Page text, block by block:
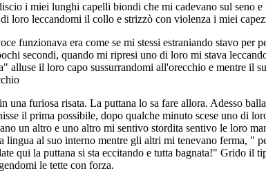
i miei lunghi capelli biondi che mi cadevano sul seno
loro leccandomi il collo e strizzò con violenza i miei
funzionava era come se mi stessi estraniando stavo
secondi, quando mi ripresi uno di loro mi stava
il loro capo sussurrandomi all'orecchio e mentre il
furiosa risata. La puttana lo sa fare allora. Adesso
il prima possibile, dopo qualche minuto scese uno di
un altro e uno altro mi sentivo stordita sentivo le loro
al suo interno mentre gli altri mi tenevano ferma, "
qui la puttana si sta eccitando e tutta bagnata!" Grido
le tette con forza.